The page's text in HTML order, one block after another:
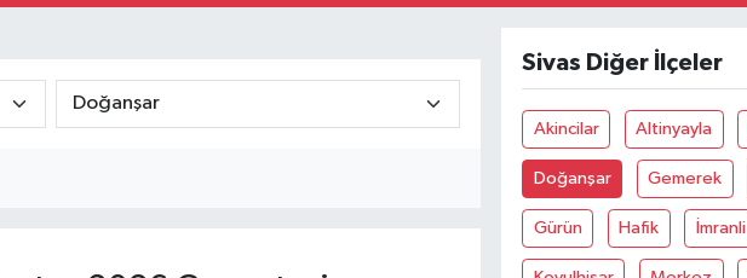
GRAM ALTIN
BİST100
13.779
%-14
Sivas Diğer İlçeler
Akincilar Altinyayla
Doğanşar Gemerek
Gürün Hafik İmranli